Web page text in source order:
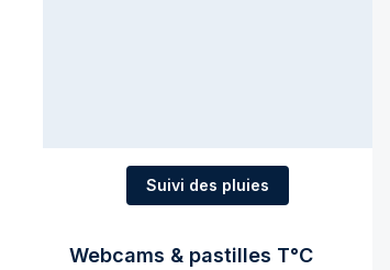
Suivi des pluies
Webcams & pastilles T°C